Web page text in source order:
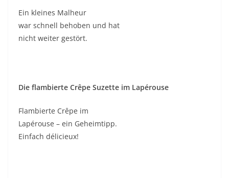
Ein kleines Malheur
war schnell behoben und hat
nicht weiter gestört.
Die flambierte Crêpe Suzette im Lapérouse
Flambierte Crêpe im
Lapérouse – ein Geheimtipp.
Einfach délicieux!